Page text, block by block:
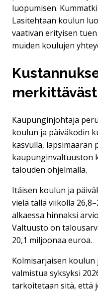
luopumisen.
Lasitehtaan koulun
vaativan erityisen
muiden koulujen
Kaupunginjohtaja
koulun ja päiväkodin
kasvulla, lapsimäärän
kaupunginvaltuuston
talouden ohjelmalla.
Itäisen koulun ja
vielä tällä viikolla
alkaessa hinnaksi
Valtuusto on
20,1 miljoonaa euroa.
Kolmisarjaisen
valmistua syksyksi
tarkoitetaan sitä, että